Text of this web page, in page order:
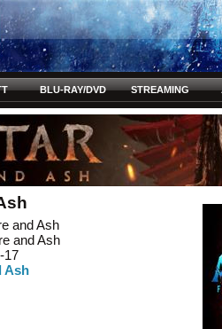
BLU-RAY/DVD STREAMING
and Ash
and Ash
17
Ash